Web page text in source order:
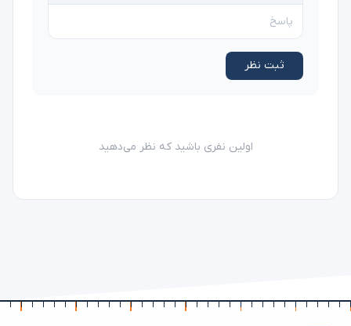
ثبت نظر
اولین نفری باشید که نظر می‌دهید